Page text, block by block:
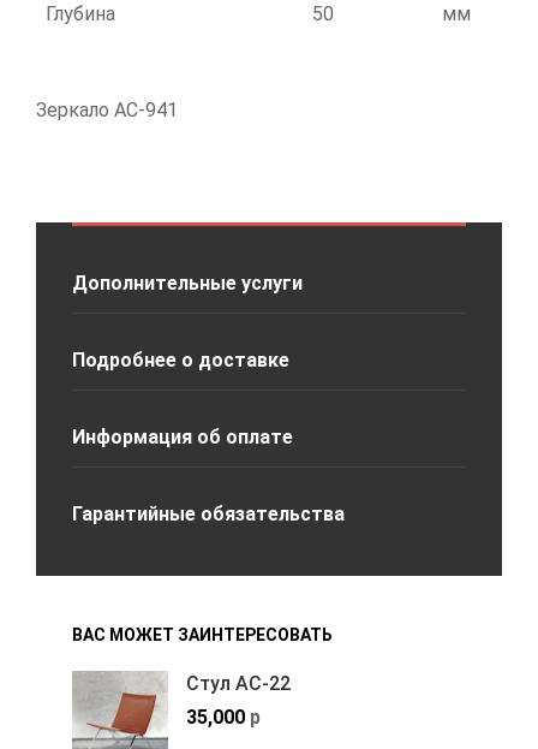
Глубина 50 мм
Зеркало АС-941
Дополнительные услуги
Подробнее о доставке
Информация об оплате
Гарантийные обязательства
ВАС МОЖЕТ ЗАИНТЕРЕСОВАТЬ
Стул АС-22
35,000 р